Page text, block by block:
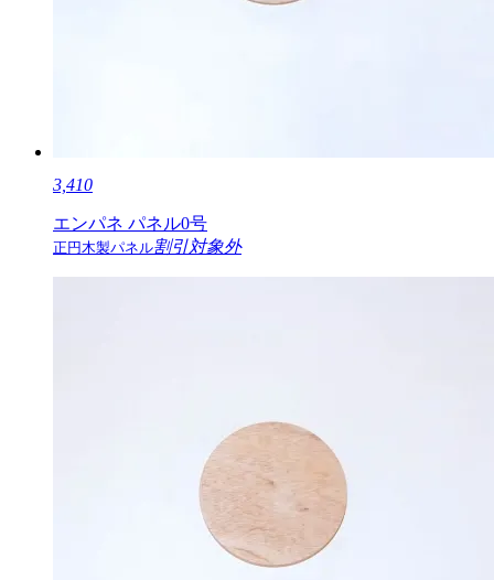
3,410
エンパネ パネル0号
正円木製パネル割引対象外